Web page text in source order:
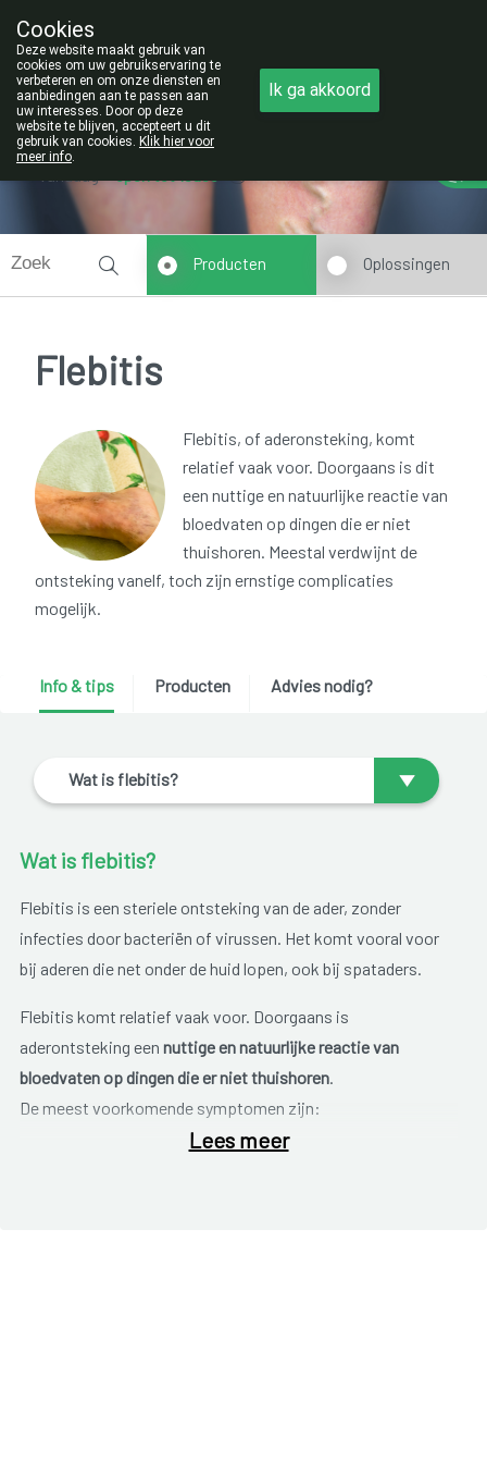
NIEUW ADRES!
011/42.25.56
Producten Oplossingen
Flebitis
Flebitis, of aderonsteking, komt
relatief vaak voor. Doorgaans is dit
een nuttige en natuurlijke reactie van
bloedvaten op dingen die er niet
thuishoren. Meestal verdwijnt de
ontsteking vanelf, toch zijn ernstige complicaties
mogelijk.
Info & tips Producten Advies nodig?
Wat is flebitis?
Wat is flebitis?
Flebitis is een steriele ontsteking van de ader, zonder
infecties door bacteriën of virussen. Het komt vooral voor
bij aderen die net onder de huid lopen, ook bij spataders.
Flebitis komt relatief vaak voor. Doorgaans is
aderontsteking een nuttige en natuurlijke reactie van
bloedvaten op dingen die er niet thuishoren.
De meest voorkomende symptomen zijn:
Lees meer
Cookies
Deze website maakt gebruik van
cookies om uw gebruikservaring te
verbeteren en om onze diensten en
aanbiedingen aan te passen aan
uw interesses. Door op deze
website te blijven, accepteert u dit
gebruik van cookies. Klik hier voor
meer info.
Ik ga akkoord